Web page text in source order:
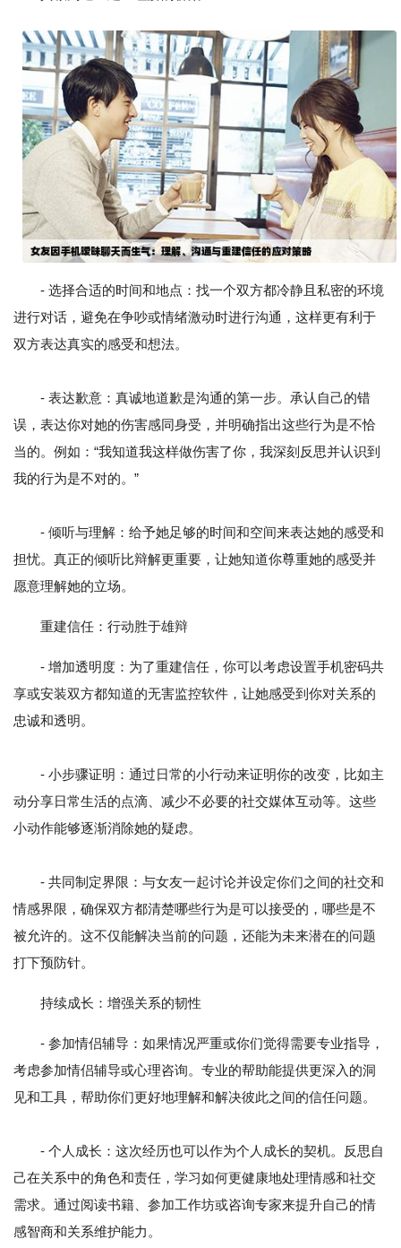
- 选择合适的时间和地点：找一个双方都冷静且私密的环境
进行对话，避免在争吵或情绪激动时进行沟通，这样更有利于
双方表达真实的感受和想法。
- 表达歉意：真诚地道歉是沟通的第一步。承认自己的错
误，表达你对她的伤害感同身受，并明确指出这些行为是不恰
当的。例如：“我知道我这样做伤害了你，我深刻反思并认识到
我的行为是不对的。”
- 倾听与理解：给予她足够的时间和空间来表达她的感受和
担忧。真正的倾听比辩解更重要，让她知道你尊重她的感受并
愿意理解她的立场。
重建信任：行动胜于雄辩
- 增加透明度：为了重建信任，你可以考虑设置手机密码共
享或安装双方都知道的无害监控软件，让她感受到你对关系的
忠诚和透明。
- 小步骤证明：通过日常的小行动来证明你的改变，比如主
动分享日常生活的点滴、减少不必要的社交媒体互动等。这些
小动作能够逐渐消除她的疑虑。
- 共同制定界限：与女友一起讨论并设定你们之间的社交和
情感界限，确保双方都清楚哪些行为是可以接受的，哪些是不
被允许的。这不仅能解决当前的问题，还能为未来潜在的问题
打下预防针。
持续成长：增强关系的韧性
- 参加情侣辅导：如果情况严重或你们觉得需要专业指导，
考虑参加情侣辅导或心理咨询。专业的帮助能提供更深入的洞
见和工具，帮助你们更好地理解和解决彼此之间的信任问题。
- 个人成长：这次经历也可以作为个人成长的契机。反思自
己在关系中的角色和责任，学习如何更健康地处理情感和社交
需求。通过阅读书籍、参加工作坊或咨询专家来提升自己的情
感智商和关系维护能力。